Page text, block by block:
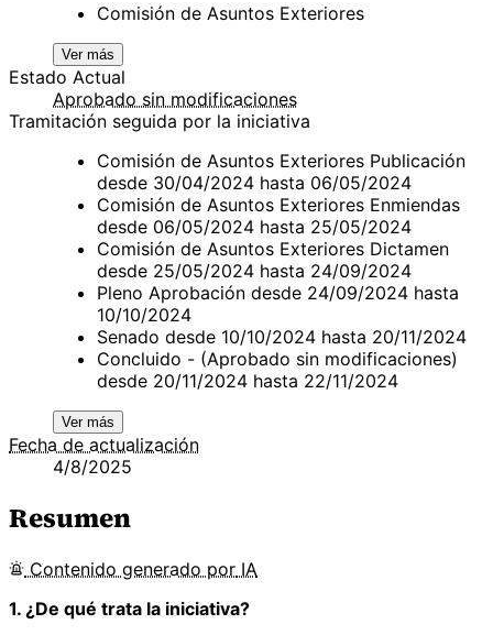
Comisión de Asuntos Exteriores
Ver más
Estado Actual
Aprobado sin modificaciones
Tramitación seguida por la iniciativa
Comisión de Asuntos Exteriores Publicación
desde 30/04/2024 hasta 06/05/2024
Comisión de Asuntos Exteriores Enmiendas
desde 06/05/2024 hasta 25/05/2024
Comisión de Asuntos Exteriores Dictamen
desde 25/05/2024 hasta 24/09/2024
Pleno Aprobación desde 24/09/2024 hasta
10/10/2024
Senado desde 10/10/2024 hasta 20/11/2024
Concluido - (Aprobado sin modificaciones)
desde 20/11/2024 hasta 22/11/2024
Ver más
Fecha de actualización
4/8/2025
Resumen
Contenido generado por IA
1. ¿De qué trata la iniciativa?